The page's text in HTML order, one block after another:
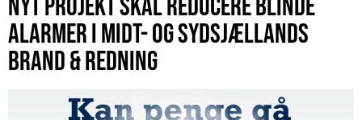
NYT PROJEKT SKAL REDUCERE BLINDE
ALARMER I MIDT- OG SYDSJÆLLANDS
BRAND & REDNING